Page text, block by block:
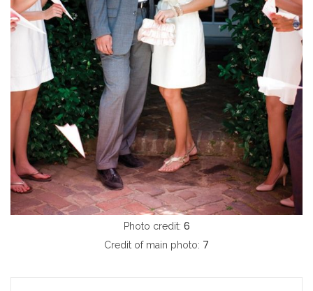
Photo credit: 6
Credit of main photo: 7